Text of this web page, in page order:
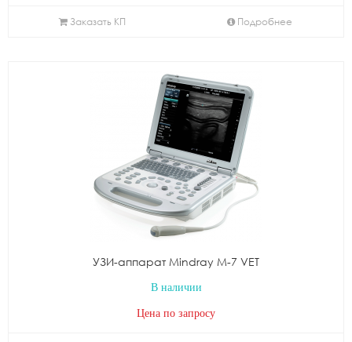
Заказать КП Подробнее
УЗИ-аппарат Mindray M-7 VET
В наличии
Цена по запросу